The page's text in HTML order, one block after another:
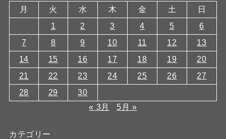
月
火 水 木 金 土
日
1
2 3 4 5
6
7
8 9 10 11 12
13
14
15 16 17 18 19
20
21
22 23 24 25 26
27
28
29
30
« 3月
5月 »
カテゴリー